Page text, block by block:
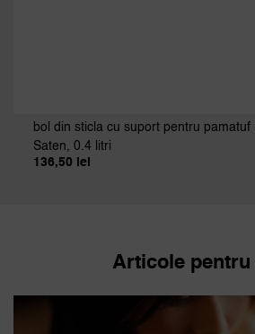
bol din sticla cu suport pentru pamatuf
Saten, 0.4 litri
136,50
lei
Articole pentru